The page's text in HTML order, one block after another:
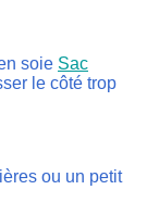
soie Sac
le côté trop
ou un petit